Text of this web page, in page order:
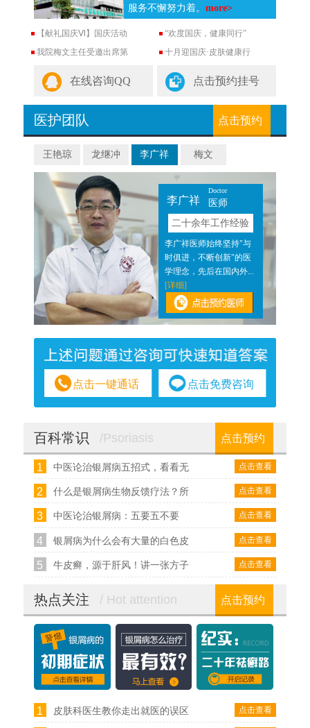
服务不懈努力着。more>
【献礼国庆Ⅵ】国庆活动
“欢度国庆，健康同行”
我院梅文主任受邀出席第
十月迎国庆·皮肤健康行
在线咨询QQ 点击预约挂号
医护团队 点击预约
王艳琼 龙继冲 李广祥 梅文
李广祥
Doctor
医师
二十余年工作经验
李广祥医师始终坚持"与
时俱进，不断创新"的医
学理念，先后在国内外...
[详细]
点击一键通话 点击免费咨询
百科常识 /Psoriasis 点击预约
1 点击查看
中医论治银屑病五招式，看看无
2 点击查看
什么是银屑病生物反馈疗法？所
3 点击查看
中医论治银屑病：五要五不要
4 点击查看
银屑病为什么会有大量的白色皮
5 点击查看
牛皮癣，源于肝风！讲一张方子
热点关注 / Hot attention 点击预约
1 点击查看
皮肤科医生教你走出就医的误区